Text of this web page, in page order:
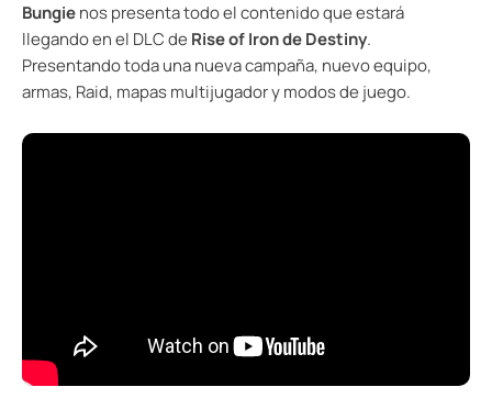
Bungienos presenta todo el contenido que estará
llegando en el DLC de Rise of Iron de Destiny.
Presentando toda una nueva campaña, nuevo equipo,
armas, Raid, mapas multijugador y modos de juego.